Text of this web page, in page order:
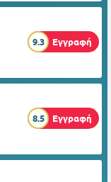
9.3 Εγγραφή
8.5 Εγγραφή